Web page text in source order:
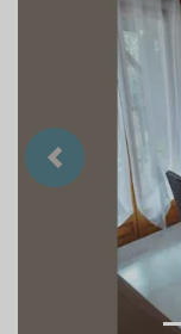
Précedent